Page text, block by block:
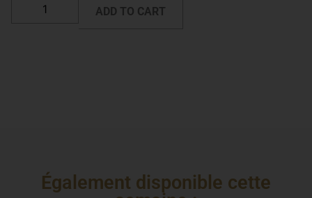
ADD TO CART
Également disponible cette